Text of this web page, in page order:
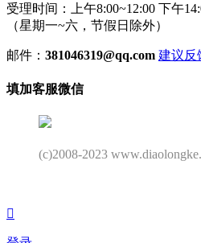
受理时间：上午8:00~12:00 下午
（星期一~六，节假日除外）
邮件： 381046319@qq.com 建议反
填加客服微信
(c)2008-2023
